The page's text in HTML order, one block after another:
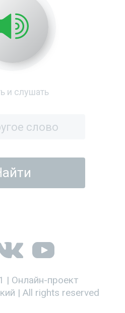
и слушать
| Онлайн-проект
| All rights reserved